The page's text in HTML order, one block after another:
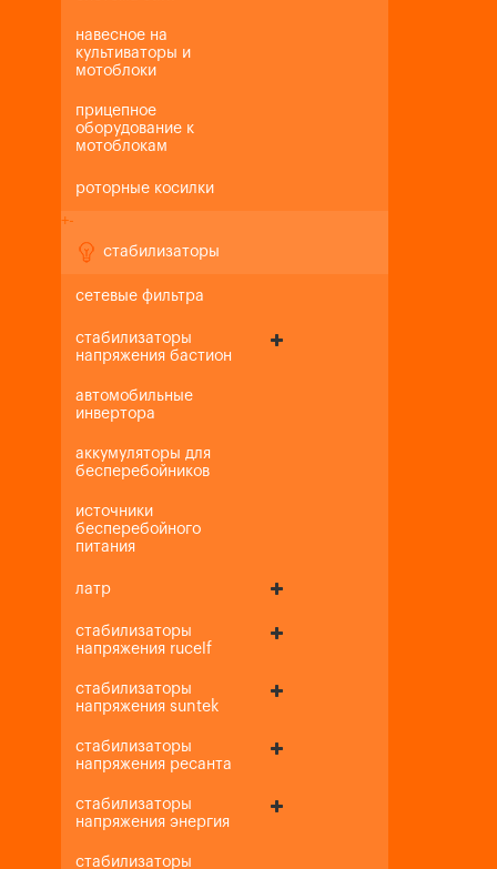
навесное на
культиваторы и
мотоблоки
прицепное
оборудование к
мотоблокам
роторные косилки
+-
стабилизаторы
сетевые фильтра
стабилизаторы
напряжения бастион
автомобильные
инвертора
аккумуляторы для
бесперебойников
источники
бесперебойного
питания
латр
стабилизаторы
напряжения rucelf
стабилизаторы
напряжения suntek
стабилизаторы
напряжения ресанта
стабилизаторы
напряжения энергия
стабилизаторы